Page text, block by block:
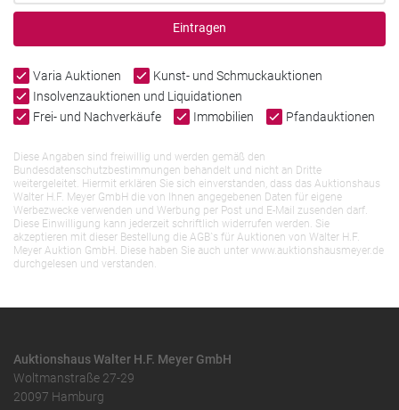
Eintragen
Varia Auktionen
Kunst- und Schmuckauktionen
Insolvenzauktionen und Liquidationen
Frei- und Nachverkäufe
Immobilien Pfandauktionen
Diese Angaben sind freiwillig und werden gemäß den
Bundesdatenschutzbestimmungen behandelt und nicht an Dritte
weitergeleitet. Hiermit erklären Sie sich einverstanden, dass das Auktionshaus
Walter H.F. Meyer GmbH die von Ihnen angegebenen Daten für eigene
Werbezwecke verwenden und Werbung per Post und E-Mail zusenden darf.
Diese Einwilligung kann jederzeit schriftlich widerrufen werden. Sie
akzeptieren mit dieser Bestellung die AGB`s für Auktionen von Walter H.F.
Meyer Auktion GmbH. Diese haben Sie auch unter www.auktionshausmeyer.de
durchgelesen und verstanden.
Auktionshaus Walter H.F. Meyer GmbH
Woltmanstraße 27-29
20097 Hamburg